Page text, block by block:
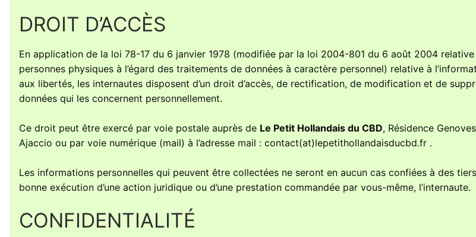
DROIT D’ACCÈS
En application de la loi 78-17 du 6 janvier 1978 (modifiée par la loi 2004-801 du 6 août 2004
personnes physiques à l’égard des traitements de données à caractère personnel) relative à
aux libertés, les internautes disposent d’un droit d’accès, de rectification, de modification et de
données qui les concernent personnellement.
Ce droit peut être exercé par voie postale auprès de Le Petit Hollandais du CBD, Résidence
Ajaccio ou par voie numérique (mail) à l’adresse mail : contact(at)lepetithollandaisducbd.fr .
Les informations personnelles qui peuvent être collectées ne seront en aucun cas confiées à des
bonne exécution d’une action juridique ou d’une prestation commandée par vous-même, l’internaute.
CONFIDENTIALITÉ